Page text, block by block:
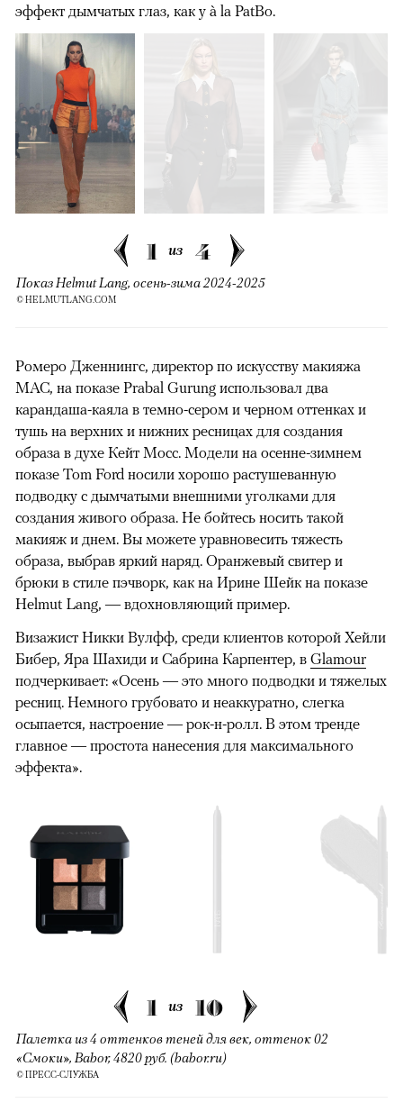
эффект дымчатых глаз, как у à la PatBo.
1 из 4
Показ Helmut Lang, осень-зима 2024-2025
© HELMUTLANG.COM
Ромеро Дженнингс, директор по искусству макияжа
MAC, на показе Prabal Gurung использовал два
карандаша-каяла в темно-сером и черном оттенках и
тушь на верхних и нижних ресницах для создания
образа в духе Кейт Мосс. Модели на осенне-зимнем
показе Tom Ford носили хорошо растушеванную
подводку с дымчатыми внешними уголками для
создания живого образа. Не бойтесь носить такой
макияж и днем. Вы можете уравновесить тяжесть
образа, выбрав яркий наряд. Оранжевый свитер и
брюки в стиле пэчворк, как на Ирине Шейк на показе
Helmut Lang, — вдохновляющий пример.
Визажист Никки Вулфф, среди клиентов которой Хейли
Бибер, Яра Шахиди и Сабрина Карпентер, в Glamour
подчеркивает: «Осень — это много подводки и тяжелых
ресниц. Немного грубовато и неаккуратно, слегка
осыпается, настроение — рок-н-ролл. В этом тренде
главное — простота нанесения для максимального
эффекта».
1 из 10
Палетка из 4 оттенков теней для век, оттенок 02
«Смоки», Babor, 4820 руб. (babor.ru)
© ПРЕСС-СЛУЖБА